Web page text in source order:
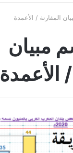
المقارنة / الأعمدة
مبيان
الأعمدة